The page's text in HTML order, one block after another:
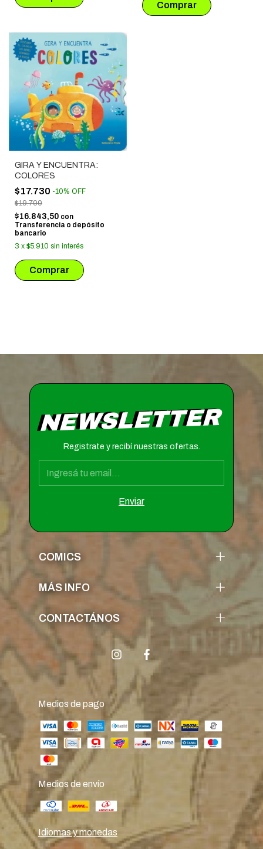
GIRA Y ENCUENTRA:
COLORES
$17.730 -10% OFF
$19.700
$16.843,50 con
Transferencia o depósito
bancario
3 x $5.910 sin interés
NEWSLETTER
Registrate y recibí nuestras ofertas.
COMICS
MÁS INFO
CONTACTÁNOS
Medios de pago
Medios de envío
Idiomas y monedas